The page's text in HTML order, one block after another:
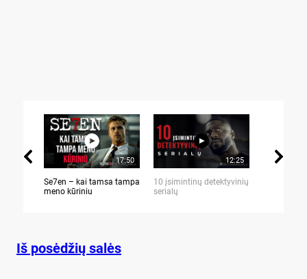
17:50
Se7en – kai tamsa tampa
meno kūriniu
12:25
10 įsimintinų detektyvinių
serialų
Iš posėdžių salės